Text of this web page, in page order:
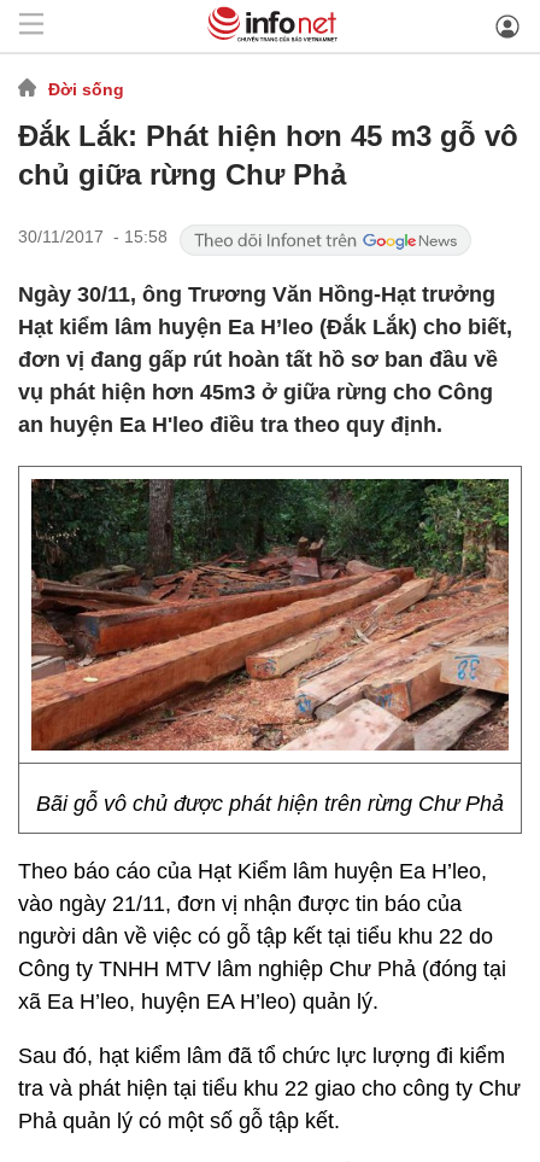
Đời sống
Đắk Lắk: Phát hiện hơn 45 m3 gỗ vô
chủ giữa rừng Chư Phả
30/11/2017 - 15:58
Ngày 30/11, ông Trương Văn Hồng-Hạt trưởng
Hạt kiểm lâm huyện Ea H’leo (Đắk Lắk) cho biết,
đơn vị đang gấp rút hoàn tất hồ sơ ban đầu về
vụ phát hiện hơn 45m3 ở giữa rừng cho Công
an huyện Ea H'leo điều tra theo quy định.
Bãi gỗ vô chủ được phát hiện trên rừng Chư Phả
Theo báo cáo của Hạt Kiểm lâm huyện Ea H’leo,
vào ngày 21/11, đơn vị nhận được tin báo của
người dân về việc có gỗ tập kết tại tiểu khu 22 do
Công ty TNHH MTV lâm nghiệp Chư Phả (đóng tại
xã Ea H’leo, huyện EA H’leo) quản lý.
Sau đó, hạt kiểm lâm đã tổ chức lực lượng đi kiểm
tra và phát hiện tại tiểu khu 22 giao cho công ty Chư
Phả quản lý có một số gỗ tập kết.